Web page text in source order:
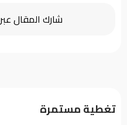
شارك المقال عبر
تغطية مستمرة